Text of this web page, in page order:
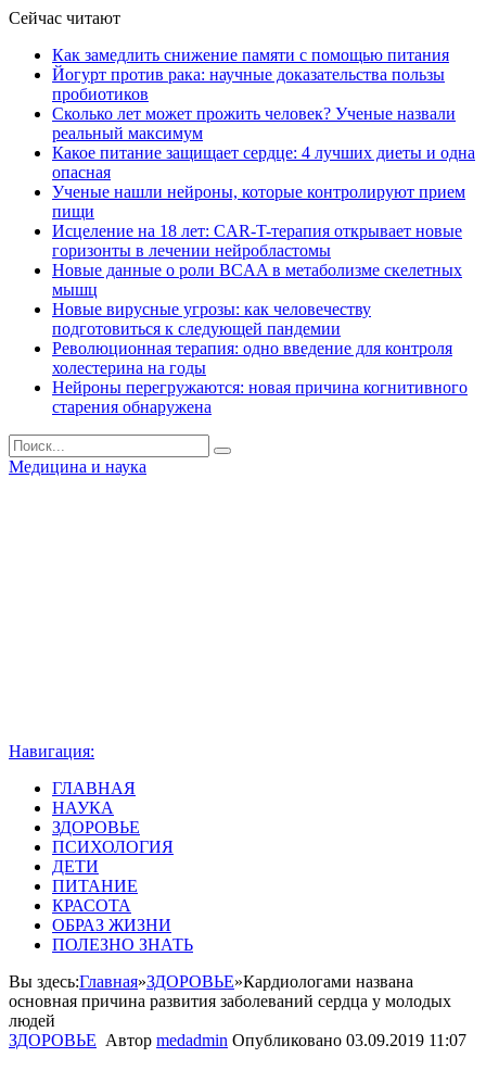
Сейчас читают
Как замедлить снижение памяти с помощью питания
Йогурт против рака: научные доказательства пользы
пробиотиков
Сколько лет может прожить человек? Ученые назвали
реальный максимум
Какое питание защищает сердце: 4 лучших диеты и одна
опасная
Ученые нашли нейроны, которые контролируют прием
пищи
Исцеление на 18 лет: CAR-T-терапия открывает новые
горизонты в лечении нейробластомы
Новые данные о роли BCAA в метаболизме скелетных
мышц
Новые вирусные угрозы: как человечеству
подготовиться к следующей пандемии
Революционная терапия: одно введение для контроля
холестерина на годы
Нейроны перегружаются: новая причина когнитивного
старения обнаружена
Медицина и наука
Навигация:
ГЛАВНАЯ
НАУКА
ЗДОРОВЬЕ
ПСИХОЛОГИЯ
ДЕТИ
ПИТАНИЕ
КРАСОТА
ОБРАЗ ЖИЗНИ
ПОЛЕЗНО ЗНАТЬ
Вы здесь:Главная»ЗДОРОВЬЕ»Кардиологами названа
основная причина развития заболеваний сердца у молодых
людей
ЗДОРОВЬЕ Автор medadmin Опубликовано 03.09.2019 11:07